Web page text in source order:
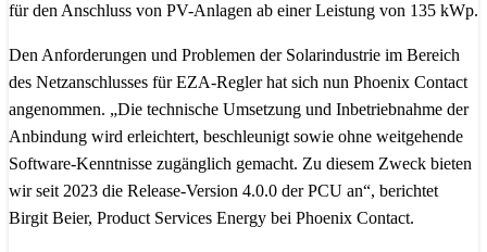
für den Anschluss von PV-Anlagen ab einer Leistung von 135 kWp.
Den Anforderungen und Problemen der Solarindustrie im Bereich
des Netzanschlusses für EZA-Regler hat sich nun Phoenix Contact
angenommen. „Die technische Umsetzung und Inbetriebnahme der
Anbindung wird erleichtert, beschleunigt sowie ohne weitgehende
Software-Kenntnisse zugänglich gemacht. Zu diesem Zweck bieten
wir seit 2023 die Release-Version 4.0.0 der PCU an“, berichtet
Birgit Beier, Product Services Energy bei Phoenix Contact.